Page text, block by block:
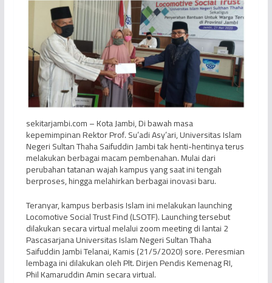
sekitarjambi.com – Kota Jambi, Di bawah masa
kepemimpinan Rektor Prof. Su’adi Asy’ari, Universitas Islam
Negeri Sultan Thaha Saifuddin Jambi tak henti-hentinya terus
melakukan berbagai macam pembenahan. Mulai dari
perubahan tatanan wajah kampus yang saat ini tengah
berproses, hingga melahirkan berbagai inovasi baru.
Teranyar, kampus berbasis Islam ini melakukan launching
Locomotive Social Trust Find (LSOTF). Launching tersebut
dilakukan secara virtual melalui zoom meeting di lantai 2
Pascasarjana Universitas Islam Negeri Sultan Thaha
Saifuddin Jambi Telanai, Kamis (21/5/2020) sore. Peresmian
lembaga ini dilakukan oleh Plt. Dirjen Pendis Kemenag RI,
Phil Kamaruddin Amin secara virtual.